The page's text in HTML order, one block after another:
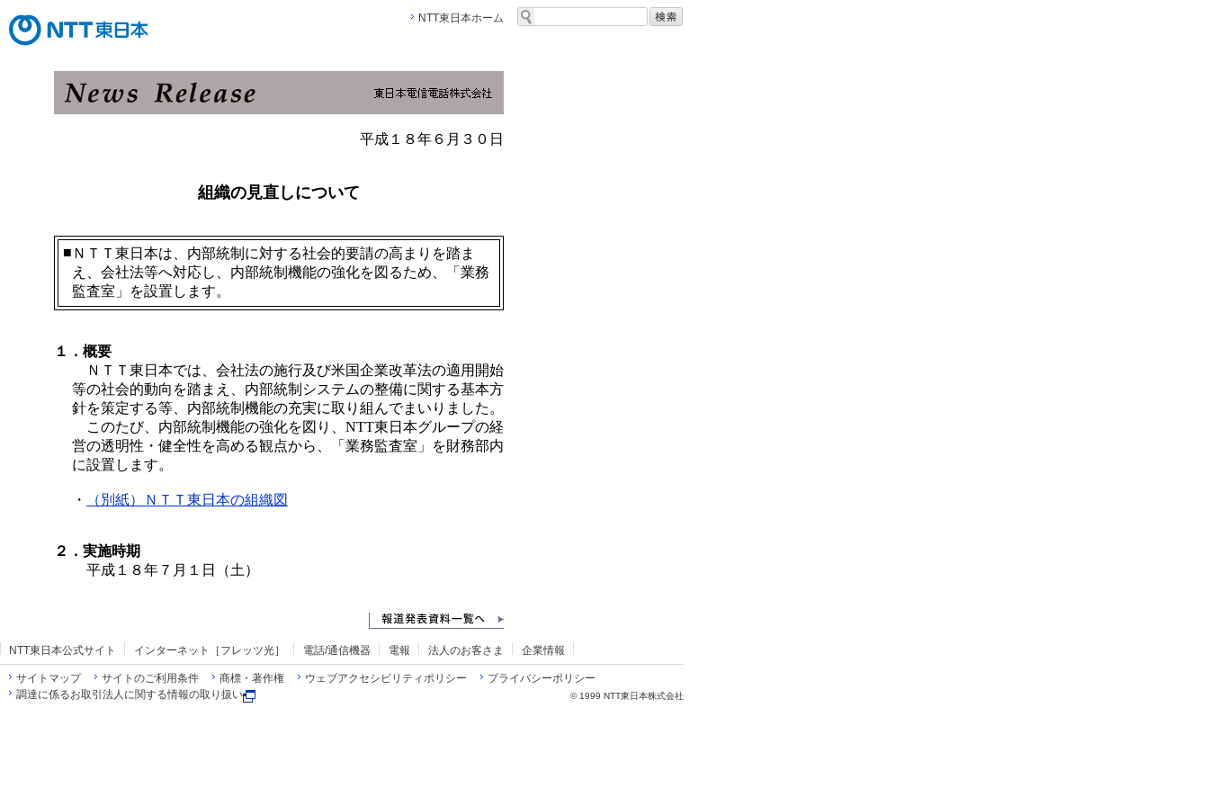
NTT東日本ホーム
平成１８年６月３０日
組織の見直しについて
■ ＮＴＴ東日本は、内部統制に対する社会的要請の高まりを踏ま
え、会社法等へ対応し、内部統制機能の強化を図るため、「業務
監査室」を設置します。
１．概要
ＮＴＴ東日本では、会社法の施行及び米国企業改革法の適用開始
等の社会的動向を踏まえ、内部統制システムの整備に関する基本方
針を策定する等、内部統制機能の充実に取り組んでまいりました。
このたび、内部統制機能の強化を図り、NTT東日本グループの経
営の透明性・健全性を高める観点から、「業務監査室」を財務部内
に設置します。
・ （別紙）ＮＴＴ東日本の組織図
２．実施時期
平成１８年７月１日（土）
NTT東日本公式サイト インターネット［フレッツ光］ 電話/通信機器 電報 法人のお客さま 企業情報
サイトマップ サイトのご利用条件 商標・著作権 ウェブアクセシビリティポリシー
プライバシーポリシー
調達に係るお取引法人に関する情報の取り扱い
©1999 NTT東日本株式会社